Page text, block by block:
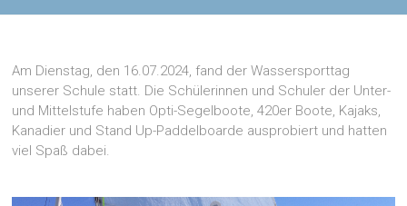
Am Dienstag, den 16.07.2024, fand der Wassersporttag
unserer Schule statt. Die Schülerinnen und Schuler der Unter-
und Mittelstufe haben Opti-Segelboote, 420er Boote, Kajaks,
Kanadier und Stand Up-Paddelboarde ausprobiert und hatten
viel Spaß dabei.